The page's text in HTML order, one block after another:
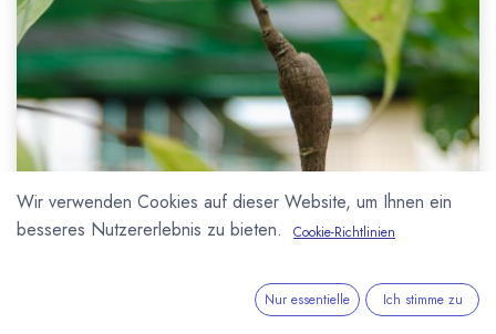
Wir verwenden Cookies auf dieser Website, um Ihnen ein
besseres Nutzererlebnis zu bieten.
Cookie-Richtlinien
Nur essentielle Ich stimme zu